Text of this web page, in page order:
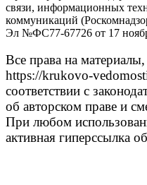
связи, информационных
коммуникаций
Эл №ФС77-67726 от 17
Все права на
https://krukovo-
соответствии с
об авторском праве и
При любом
активная гиперссылка